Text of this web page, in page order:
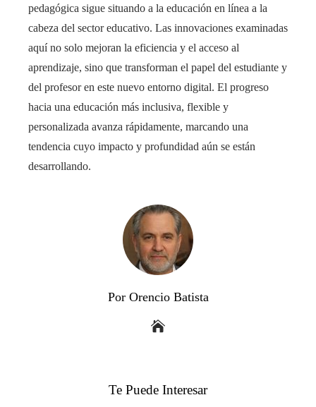
pedagógica sigue situando a la educación en línea a la
cabeza del sector educativo. Las innovaciones examinadas
aquí no solo mejoran la eficiencia y el acceso al
aprendizaje, sino que transforman el papel del estudiante y
del profesor en este nuevo entorno digital. El progreso
hacia una educación más inclusiva, flexible y
personalizada avanza rápidamente, marcando una
tendencia cuyo impacto y profundidad aún se están
desarrollando.
Por Orencio Batista
Te Puede Interesar